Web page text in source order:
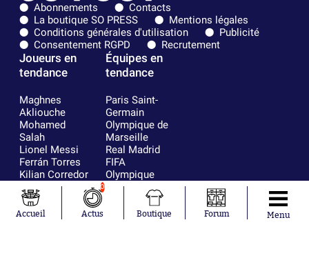
Abonnements
Contacts
La boutique SO PRESS
Mentions légales
Conditions générales d'utilisation
Publicité
Consentement RGPD
Recrutement
Joueurs en
tendance
Maghnes
Akliouche
Mohamed
Salah
Lionel Messi
Ferrán Torres
Kilian Corredor
Franco
Mastantuono
Orel Mangala
Équipes en
tendance
Paris Saint-
Germain
Olympique de
Marseille
Real Madrid
FIFA
Olympique
lyonnais
AS Monaco
FC Barcelone
Accueil
0
Actus Boutique Forum Menu